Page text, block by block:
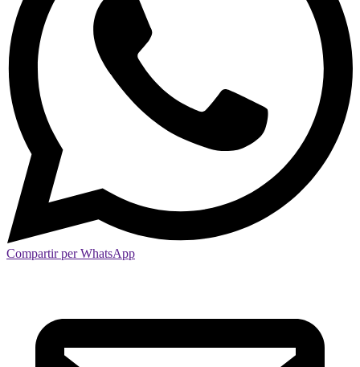
Compartir per WhatsApp